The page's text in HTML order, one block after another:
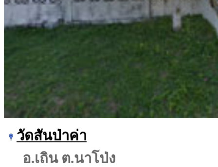
วัดสันป่าค่า
อ.เถิน ต.นาโป่ง